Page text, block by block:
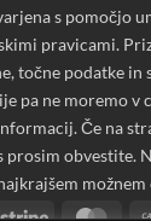
s pomočjo
pravicami.
točne podatke in
pa ne moremo v
Če na
prosim obvestite.
možnem
Stripe